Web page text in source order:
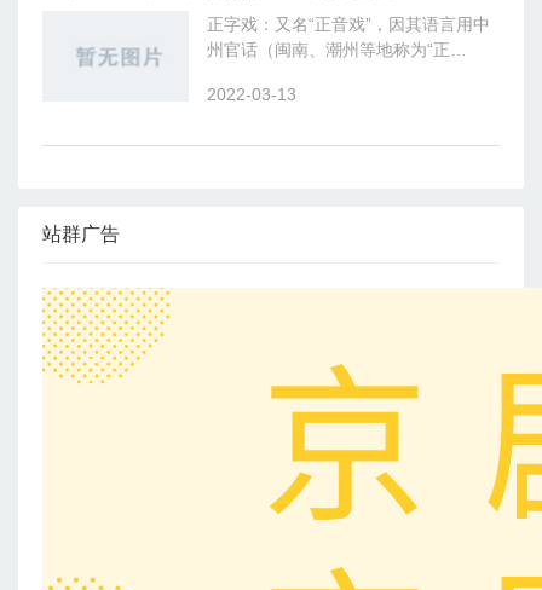
正字戏：又名“正音戏”，因其语言用中
州官话（闽南、潮州等地称为“正
丰、陆丰、潮汕和福建省闽南、台湾省
的一
2022-03-13
站群广告